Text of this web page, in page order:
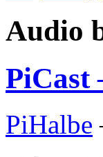
Audio
PiCast
PiHalbe